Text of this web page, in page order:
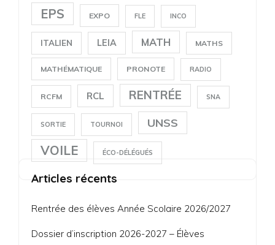
EPS EXPO FLE INCO
ITALIEN LEIA MATH MATHS
MATHÉMATIQUE PRONOTE RADIO
RCFM RCL RENTRÉE SNA
SORTIE TOURNOI UNSS
VOILE ÉCO-DÉLÉGUÉS
Articles récents
Rentrée des élèves Année Scolaire 2026/2027
Dossier d’inscription 2026-2027 – Élèves